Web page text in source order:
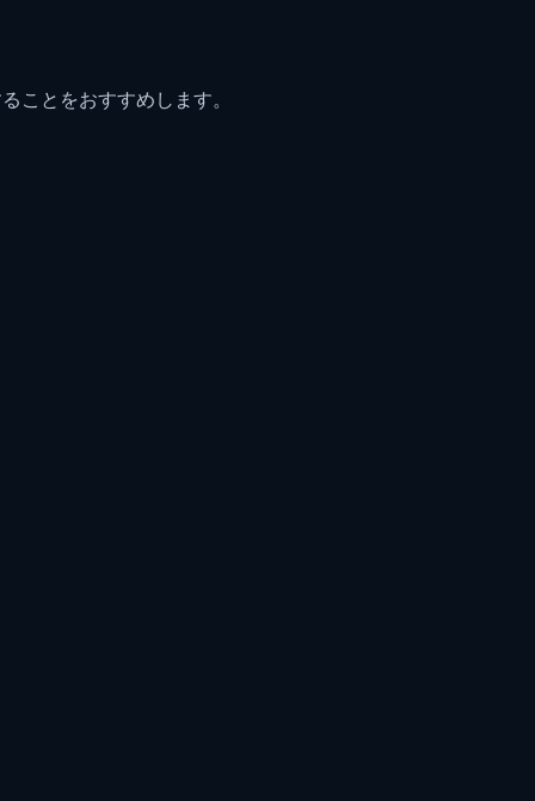
ことをおすすめします。